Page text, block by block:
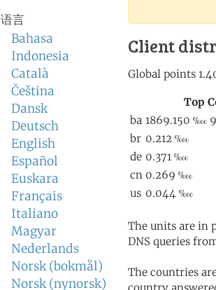
语言
Bahasa
Indonesia
Català
Čeština
Dansk
Deutsch
English
Español
Euskara
Français
Italiano
Magyar
Nederlands
Norsk (bokmål)
Norsk (nynorsk)
Client
The units are in
DNS queries
The countries